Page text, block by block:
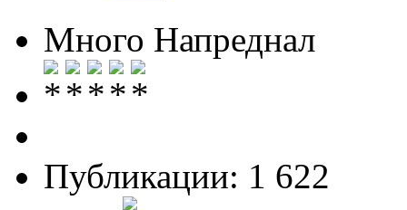
Много Напреднал
Публикации: 1 622